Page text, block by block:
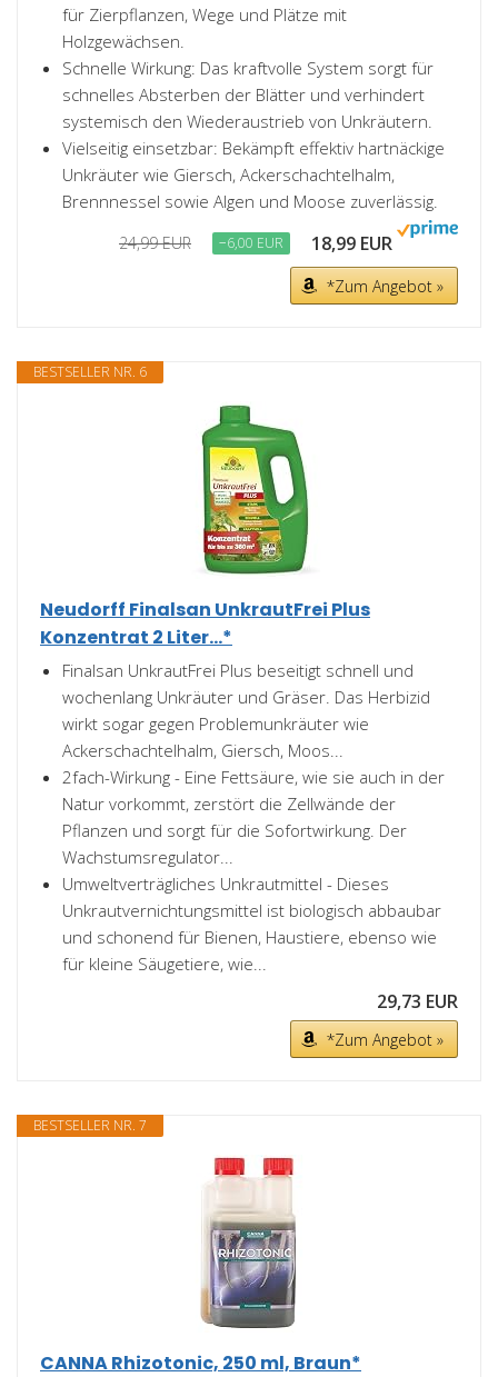
für Zierpflanzen, Wege und Plätze mit
Holzgewächsen.
Schnelle Wirkung: Das kraftvolle System sorgt für
schnelles Absterben der Blätter und verhindert
systemisch den Wiederaustrieb von Unkräutern.
Vielseitig einsetzbar: Bekämpft effektiv hartnäckige
Unkräuter wie Giersch, Ackerschachtelhalm,
Brennnessel sowie Algen und Moose zuverlässig.
24,99 EUR −6,00 EUR 18,99 EUR
*Zum Angebot »
BESTSELLER NR. 6
Neudorff Finalsan UnkrautFrei Plus
Konzentrat 2 Liter...*
Finalsan UnkrautFrei Plus beseitigt schnell und
wochenlang Unkräuter und Gräser. Das Herbizid
wirkt sogar gegen Problemunkräuter wie
Ackerschachtelhalm, Giersch, Moos...
2fach-Wirkung - Eine Fettsäure, wie sie auch in der
Natur vorkommt, zerstört die Zellwände der
Pflanzen und sorgt für die Sofortwirkung. Der
Wachstumsregulator...
Umweltverträgliches Unkrautmittel - Dieses
Unkrautvernichtungsmittel ist biologisch abbaubar
und schonend für Bienen, Haustiere, ebenso wie
für kleine Säugetiere, wie...
29,73 EUR
*Zum Angebot »
BESTSELLER NR. 7
CANNA Rhizotonic, 250 ml, Braun*